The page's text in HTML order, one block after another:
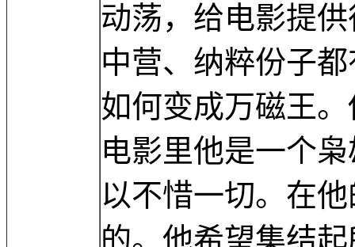
动荡，给电影提
中营、纳粹份子
如何变成万磁王
电影里他是一个
以不惜一切。在
的。他希望集结